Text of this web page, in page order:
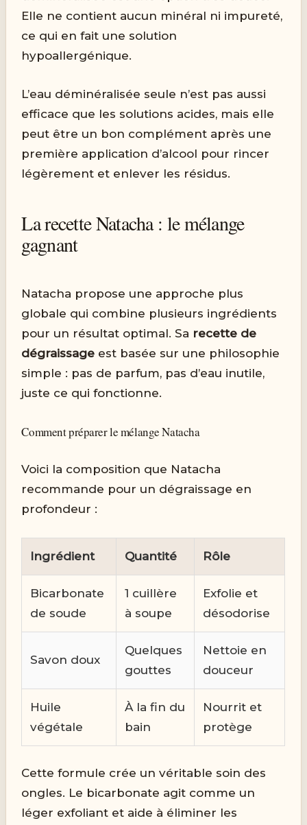
Elle ne contient aucun minéral ni impureté,
ce qui en fait une solution
hypoallergénique.
L’eau déminéralisée seule n’est pas aussi
efficace que les solutions acides, mais elle
peut être un bon complément après une
première application d’alcool pour rincer
légèrement et enlever les résidus.
La recette Natacha : le mélange
gagnant
Natacha propose une approche plus
globale qui combine plusieurs ingrédients
pour un résultat optimal. Sa recette de
dégraissage est basée sur une philosophie
simple : pas de parfum, pas d’eau inutile,
juste ce qui fonctionne.
Comment préparer le mélange Natacha
Voici la composition que Natacha
recommande pour un dégraissage en
profondeur :
Ingrédient Quantité Rôle
Bicarbonate
de soude
1 cuillère
à soupe
Exfolie et
désodorise
Savon doux
Quelques
gouttes
Nettoie en
douceur
Huile
végétale
À la fin du
bain
Nourrit et
protège
Cette formule crée un véritable soin des
ongles. Le bicarbonate agit comme un
léger exfoliant et aide à éliminer les